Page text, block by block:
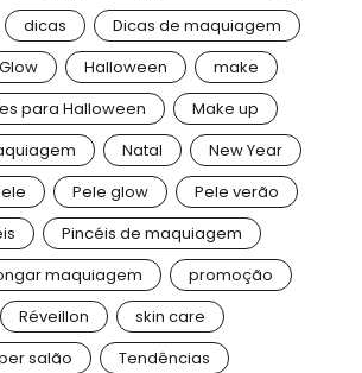
dicas
Dicas de maquiagem
Glow Halloween
make
para Halloween
Make up
Natal
New Year
Pele glow
Pele verão
Pincéis de maquiagem
maquiagem
promoção
Réveillon
skin care
salão
Tendências